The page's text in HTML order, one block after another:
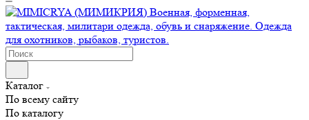
Каталог
По всему сайту
По каталогу